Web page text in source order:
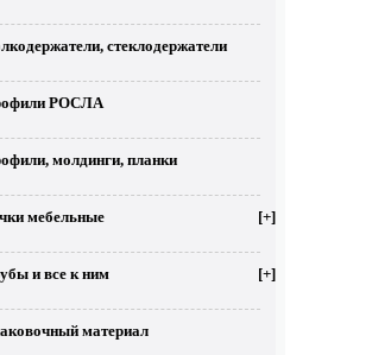
стеклодержатели
РОСЛА
молдинги, планки
мебельные [+]
и все к ним [+]
материал